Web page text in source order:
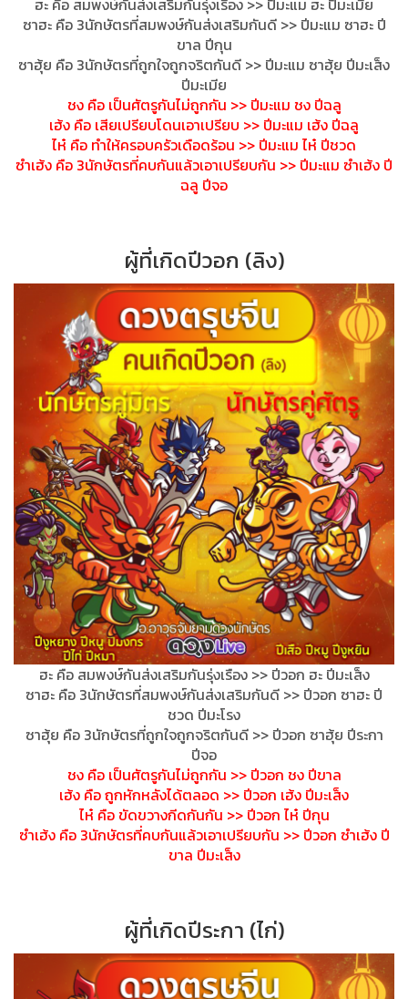
ฮะ คือ สมพงษ์กันส่งเสริมกันรุ่งเรือง >> ปีมะแม ฮะ ปีมะเมีย
ซาฮะ คือ 3นักษัตรที่สมพงษ์กันส่งเสริมกันดี >> ปีมะแม ซาฮะ ปี
ขาล ปีกุน
ซาฮุ้ย คือ 3นักษัตรที่ถูกใจถูกจริตกันดี >> ปีมะแม ซาฮุ้ย ปีมะเส็ง
ปีมะเมีย
ชง คือ เป็นศัตรูกันไม่ถูกกัน >> ปีมะแม ชง ปีฉลู
เฮ้ง คือ เสียเปรียบโดนเอาเปรียบ >> ปีมะแม เฮ้ง ปีฉลู
ไห๋ คือ ทำให้ครอบครัวเดือดร้อน >> ปีมะแม ไห๋ ปีชวด
ซำเฮ้ง คือ 3นักษัตรที่คบกันแล้วเอาเปรียบกัน >> ปีมะแม ซำเฮ้ง ปี
ฉลู ปีจอ
ผู้ที่เกิดปีวอก (ลิง)
ฮะ คือ สมพงษ์กันส่งเสริมกันรุ่งเรือง >> ปีวอก ฮะ ปีมะเส็ง
ซาฮะ คือ 3นักษัตรที่สมพงษ์กันส่งเสริมกันดี >> ปีวอก ซาฮะ ปี
ชวด ปีมะโรง
ซาฮุ้ย คือ 3นักษัตรที่ถูกใจถูกจริตกันดี >> ปีวอก ซาฮุ้ย ปีระกา
ปีจอ
ชง คือ เป็นศัตรูกันไม่ถูกกัน >> ปีวอก ชง ปีขาล
เฮ้ง คือ ถูกหักหลังได้ตลอด >> ปีวอก เฮ้ง ปีมะเส็ง
ไห๋ คือ ขัดขวางกีดกันกัน >> ปีวอก ไห๋ ปีกุน
ซำเฮ้ง คือ 3นักษัตรที่คบกันแล้วเอาเปรียบกัน >> ปีวอก ซำเฮ้ง ปี
ขาล ปีมะเส็ง
ผู้ที่เกิดปีระกา (ไก่)